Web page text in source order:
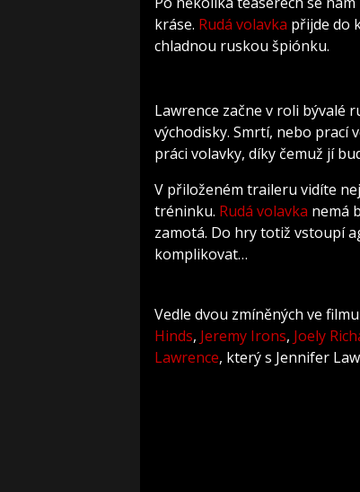
kráse. Rudá volavka přijde do
chladnou ruskou špiónku.
Lawrence začne v roli bývalé
východisky. Smrtí, nebo prací
práci volavky, díky čemuž jí
V přiloženém traileru vidíte
tréninku. Rudá volavka nemá
zamotá. Do hry totiž vstoupí
komplikovat…
Vedle dvou zmíněných ve
Hinds, Jeremy Irons, Joely
Lawrence, který s Jennifer